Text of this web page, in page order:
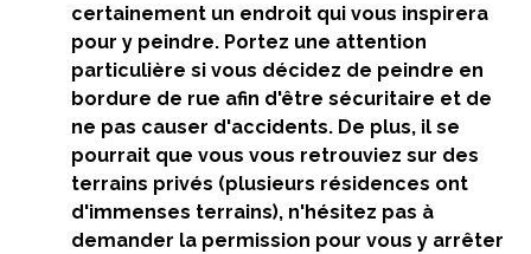
certainement un endroit qui vous inspirera
pour y peindre. Portez une attention
particulière si vous décidez de peindre en
bordure de rue afin d'être sécuritaire et de
ne pas causer d'accidents. De plus, il se
pourrait que vous vous retrouviez sur des
terrains privés (plusieurs résidences ont
d'immenses terrains), n'hésitez pas à
demander la permission pour vous y arrêter